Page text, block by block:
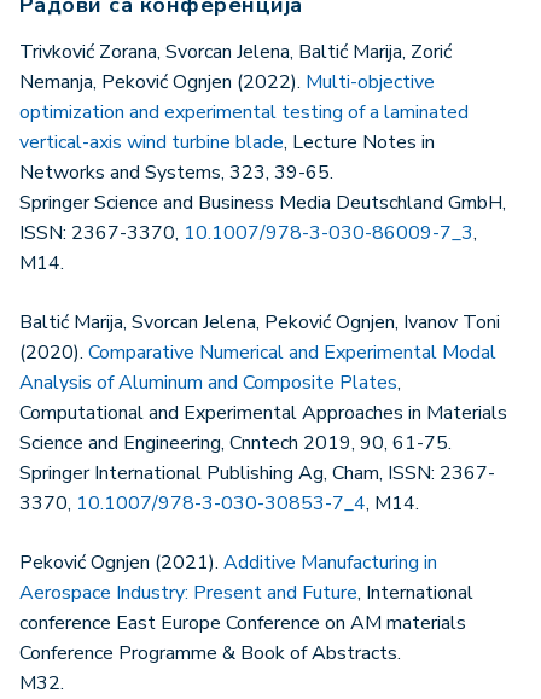
Trivković Zorana, Svorcan Jelena, Baltić Marija, Zorić
Nemanja, Peković Ognjen (2022). Multi-objective
optimization and experimental testing of a laminated
vertical-axis wind turbine blade, Lecture Notes in
Networks and Systems, 323, 39-65.
Springer Science and Business Media Deutschland GmbH,
ISSN: 2367-3370, 10.1007/978-3-030-86009-7_3,
M14.
Baltić Marija, Svorcan Jelena, Peković Ognjen, Ivanov Toni
(2020). Comparative Numerical and Experimental Modal
Analysis of Aluminum and Composite Plates,
Computational and Experimental Approaches in Materials
Science and Engineering, Cnntech 2019, 90, 61-75.
Springer International Publishing Ag, Cham, ISSN: 2367-
3370, 10.1007/978-3-030-30853-7_4, M14.
Peković Ognjen (2021). Additive Manufacturing in
Aerospace Industry: Present and Future, International
conference East Europe Conference on AM materials
Conference Programme & Book of Abstracts.
M32.